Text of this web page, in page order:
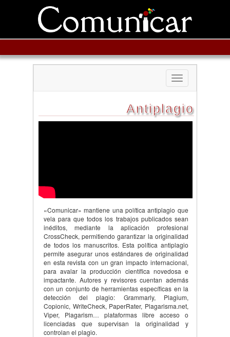
Toggle
navigation
Antiplagio
«Comunicar» mantiene una política antiplagio que
vela para que todos los trabajos publicados sean
inéditos, mediante la aplicación profesional
CrossCheck, permitiendo garantizar la originalidad
de todos los manuscritos. Esta política antiplagio
permite asegurar unos estándares de originalidad
en esta revista con un gran impacto internacional,
para avalar la producción científica novedosa e
impactante. Autores y revisores cuentan además
con un conjunto de herramientas específicas en la
detección del plagio: Grammarly, Plagium,
Copionic, WriteCheck, PaperRater, Plagarisma.net,
Viper, Plagarism… plataformas libre acceso o
licenciadas que supervisan la originalidad y
controlan el plagio.